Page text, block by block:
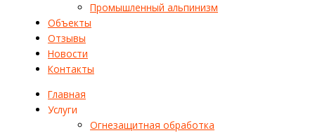
Промышленный альпинизм
Объекты
Отзывы
Новости
Контакты
Главная
Услуги
Огнезащитная обработка